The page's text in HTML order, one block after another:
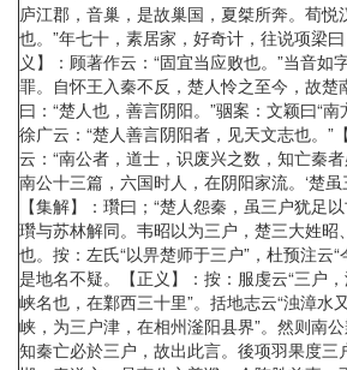
庐江郡，音巢，是故巢国，夏桀所奔。荀悦
也。”年七十，素居家，好奇计，往说项梁
义】：顾著作云：“固宜当应败也。”当音如
罪。自怀王入秦不反，楚人怜之至今，故楚
曰：“楚人也，善言阴阳。”骃案：文颖曰“南
徐广云：“楚人善言阴阳者，见天文志也。”
云：“南公者，道士，识废兴之数，知亡秦
南公十三篇，六国时人，在阴阳家流。‘楚虽
【集解】：瓚曰；“楚人怨秦，虽三户犹足
瓚与苏林解同。韦昭以为三户，楚三大姓昭
也。按：左氏“以畀楚师于三户”，杜预注云
是地名不疑。【正义】：按：服虔云“三户
峡名也，在鄴西三十里”。括地志云“浊漳水
峡，为三户津，在相州滏阳县界”。然则南
知秦亡必於三户，故出此言。後项羽果度三